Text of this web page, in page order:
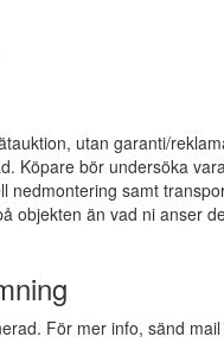
utan garanti/
Köpare bör undersöka
nedmontering samt
objekten än vad ni anser
För mer info, sänd mail